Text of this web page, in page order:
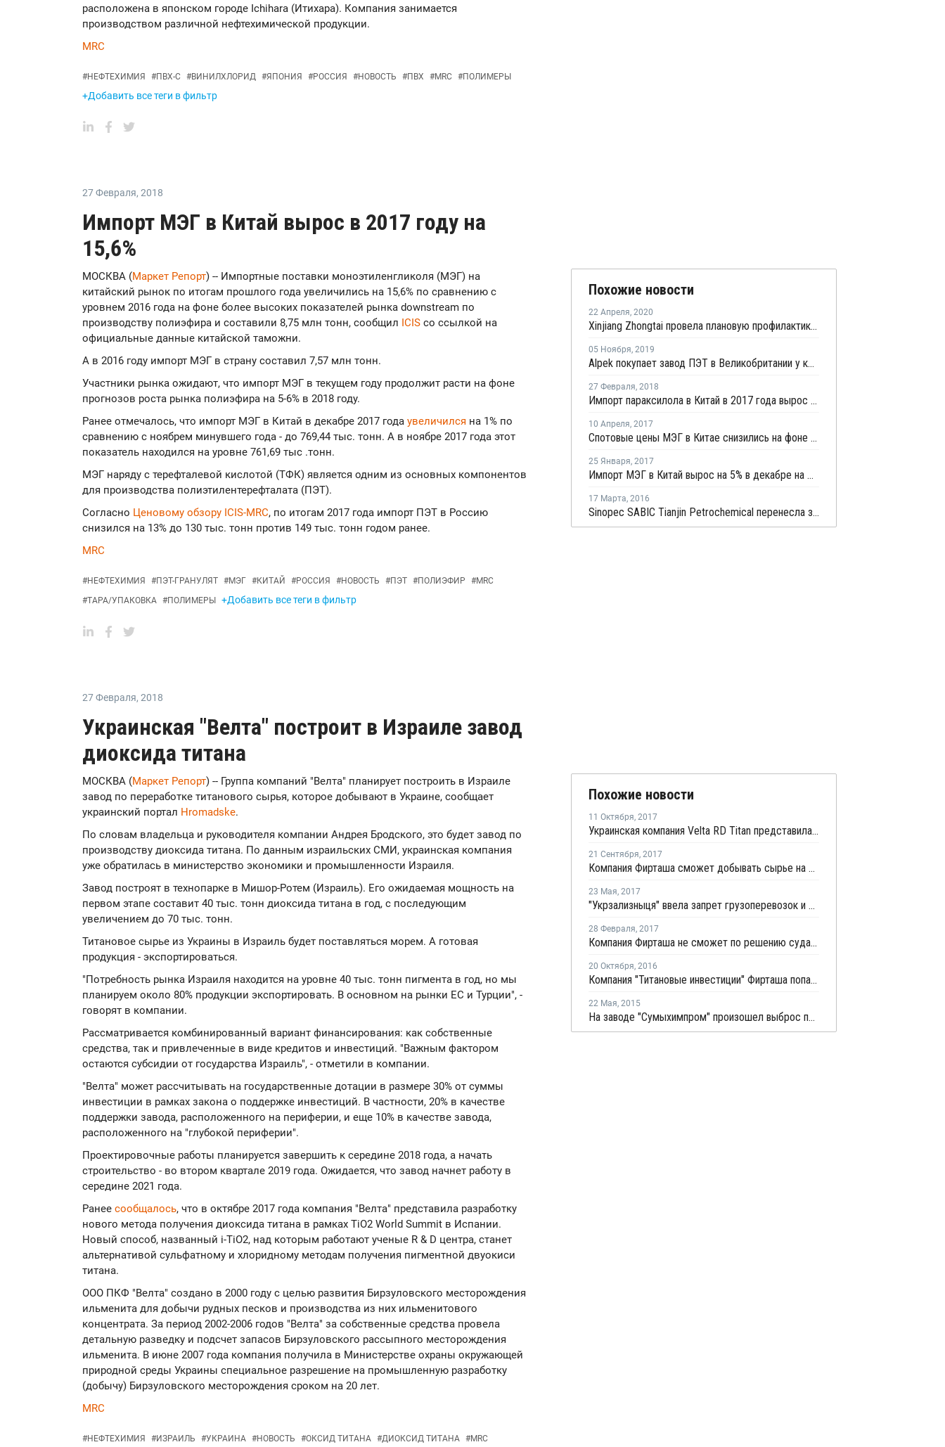
расположена в японском городе Ichihara (Итихара). Компания занимается
производством различной нефтехимической продукции.
MRC
#НЕФТЕХИМИЯ #ПВХ-С #ВИНИЛХЛОРИД #ЯПОНИЯ #РОССИЯ #НОВОСТЬ #ПВХ #MRC #ПОЛИМЕРЫ
+Добавить все теги в фильтр
27 Февраля, 2018
Импорт МЭГ в Китай вырос в 2017 году на
15,6%
МОСКВА (Маркет Репорт) -- Импортные поставки моноэтиленгликоля (МЭГ) на
китайский рынок по итогам прошлого года увеличились на 15,6% по сравнению с
уровнем 2016 года на фоне более высоких показателей рынка downstream по
производству полиэфира и составили 8,75 млн тонн, сообщил ICIS со ссылкой на
официальные данные китайской таможни.
А в 2016 году импорт МЭГ в страну составил 7,57 млн тонн.
Участники рынка ожидают, что импорт МЭГ в текущем году продолжит расти на фоне
прогнозов роста рынка полиэфира на 5-6% в 2018 году.
Ранее отмечалось, что импорт МЭГ в Китай в декабре 2017 года увеличился на 1% по
сравнению с ноябрем минувшего года - до 769,44 тыс. тонн. А в ноябре 2017 года этот
показатель находился на уровне 761,69 тыс .тонн.
МЭГ наряду с терефталевой кислотой (ТФК) является одним из основных компонентов
для производства полиэтилентерефталата (ПЭТ).
Согласно Ценовому обзору ICIS-MRC, по итогам 2017 года импорт ПЭТ в Россию
снизился на 13% до 130 тыс. тонн против 149 тыс. тонн годом ранее.
MRC
#НЕФТЕХИМИЯ #ПЭТ-ГРАНУЛЯТ #МЭГ #КИТАЙ #РОССИЯ #НОВОСТЬ #ПЭТ #ПОЛИЭФИР #MRC
#ТАРА/УПАКОВКА #ПОЛИМЕРЫ +Добавить все теги в фильтр
Похожие новости
22 Апреля, 2020
Xinjiang Zhongtai провела плановую профилактику на заводе ТФК в Китае
05 Ноября, 2019
Alpek покупает завод ПЭТ в Великобритании у компании Lotte Chemical
27 Февраля, 2018
Импорт параксилола в Китай в 2017 года вырос на 21%
10 Апреля, 2017
Спотовые цены МЭГ в Китае снизились на фоне продолжающихся понижательных настроений на рынке
25 Января, 2017
Импорт МЭГ в Китай вырос на 5% в декабре на фоне возросшего спроса на полиэфир
17 Марта, 2016
Sinopec SABIC Tianjin Petrochemical перенесла запуск производства МЭГ на 20 марта
27 Февраля, 2018
Украинская "Велта" построит в Израиле завод
диоксида титана
МОСКВА (Маркет Репорт) -- Группа компаний "Велта" планирует построить в Израиле
завод по переработке титанового сырья, которое добывают в Украине, сообщает
украинский портал Нromadske.
По словам владельца и руководителя компании Андрея Бродского, это будет завод по
производству диоксида титана. По данным израильских СМИ, украинская компания
уже обратилась в министерство экономики и промышленности Израиля.
Завод построят в технопарке в Мишор-Ротем (Израиль). Его ожидаемая мощность на
первом этапе составит 40 тыс. тонн диоксида титана в год, с последующим
увеличением до 70 тыс. тонн.
Титановое сырье из Украины в Израиль будет поставляться морем. А готовая
продукция - экспортироваться.
"Потребность рынка Израиля находится на уровне 40 тыс. тонн пигмента в год, но мы
планируем около 80% продукции экспортировать. В основном на рынки ЕС и Турции", -
говорят в компании.
Рассматривается комбинированный вариант финансирования: как собственные
средства, так и привлеченные в виде кредитов и инвестиций. "Важным фактором
остаются субсидии от государства Израиль", - отметили в компании.
"Велта" может рассчитывать на государственные дотации в размере 30% от суммы
инвестиции в рамках закона о поддержке инвестиций. В частности, 20% в качестве
поддержки завода, расположенного на периферии, и еще 10% в качестве завода,
расположенного на "глубокой периферии".
Проектировочные работы планируется завершить к середине 2018 года, а начать
строительство - во втором квартале 2019 года. Ожидается, что завод начнет работу в
середине 2021 года.
Ранее сообщалось, что в октябре 2017 года компания "Велта" представила разработку
нового метода получения диоксида титана в рамках TiO2 World Summit в Испании.
Новый способ, названный i-TiO2, над которым работают ученые R & D центра, станет
альтернативой сульфатному и хлоридному методам получения пигментной двуокиси
титана.
ООО ПКФ "Велта" создано в 2000 году с целью развития Бирзуловского месторождения
ильменита для добычи рудных песков и производства из них ильменитового
концентрата. За период 2002-2006 годов "Велта" за собственные средства провела
детальную разведку и подсчет запасов Бирзуловского рассыпного месторождения
ильменита. В июне 2007 года компания получила в Министерстве охраны окружающей
природной среды Украины специальное разрешение на промышленную разработку
(добычу) Бирзуловского месторождения сроком на 20 лет.
MRC
#НЕФТЕХИМИЯ #ИЗРАИЛЬ #УКРАИНА #НОВОСТЬ #ОКСИД ТИТАНА #ДИОКСИД ТИТАНА #MRC
Похожие новости
11 Октября, 2017
Украинская компания Velta RD Titan представила разработку нового метода получения диоксида титана
21 Сентября, 2017
Компания Фирташа сможет добывать сырье на Украине для "Крымского Титана"
23 Мая, 2017
"Укрзализныця" ввела запрет грузоперевозок и транзита по территории Украины в вагонах ряда компаний РФ
28 Февраля, 2017
Компания Фирташа не сможет по решению суда разрабатывать одно из крупнейших титановых месторождений в мире
20 Октября, 2016
Компания "Титановые инвестиции" Фирташа попала под санкции
22 Мая, 2015
На заводе "Сумыхимпром" произошел выброс паров серной кислоты